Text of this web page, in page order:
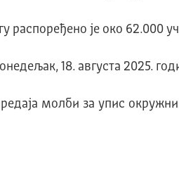
је око 62.000
18. августа 2025.
молби за упис